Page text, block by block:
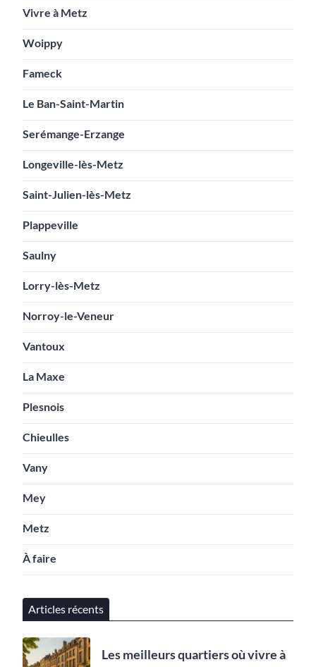
Vivre à Metz
Woippy
Fameck
Le Ban-Saint-Martin
Serémange-Erzange
Longeville-lès-Metz
Saint-Julien-lès-Metz
Plappeville
Saulny
Lorry-lès-Metz
Norroy-le-Veneur
Vantoux
La Maxe
Plesnois
Chieulles
Vany
Mey
Metz
À faire
Articles récents
Les meilleurs quartiers où vivre à